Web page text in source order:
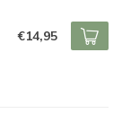
€14,95